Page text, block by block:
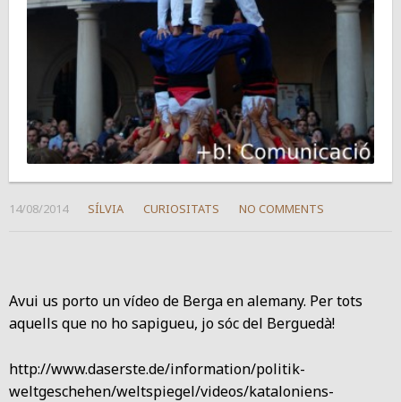
14/08/2014 SÍLVIA CURIOSITATS NO COMMENTS
Avui us porto un vídeo de Berga en alemany. Per tots
aquells que no ho sapigueu, jo sóc del Berguedà!
http://www.daserste.de/information/politik-
weltgeschehen/weltspiegel/videos/kataloniens-